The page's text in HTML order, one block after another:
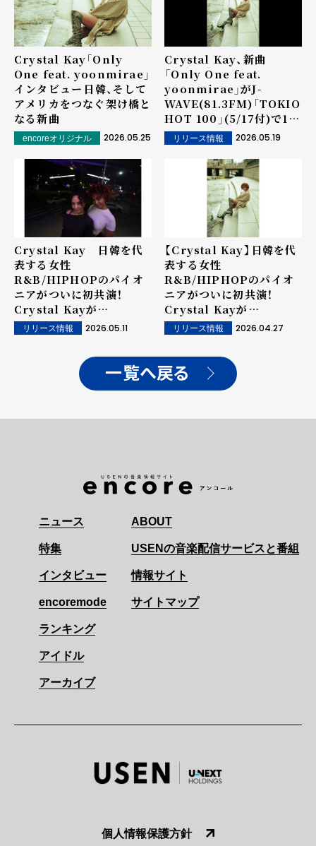
Crystal Kay「Only
One feat. yoonmirae」
インタビュー――日韓、そして
アメリカをつなぐ架け橋と
なる新曲
encoreオリジナル 2026.05.25
Crystal Kay、新曲
「Only One feat.
yoonmirae」がJ-
WAVE(81.3FM)「TOKIO
HOT 100」(5/17付)で10
位にランクイン！
リリース情報 2026.05.19
Crystal Kay 日韓を代
表する女性
R&B/HIPHOPのパイオ
ニアがついに初共演！
Crystal Kayが
yoonmiraeを客演に迎
えた新曲「Only One
feat. yoonmirae」をリ
リリース情報 2026.05.11
【Crystal Kay】日韓を代
表する女性
R&B/HIPHOPのパイオ
ニアがついに初共演！
Crystal Kayが
yoonmiraeを客演に迎
えた新曲「Only One
feat. yoonmirae」配信
リリース決定！！
リリース情報 2026.04.27
一覧へ戻る
ニュース
特集
インタビュー
encoremode
ランキング
アイドル
アーカイブ
ABOUT
USENの音楽配信サービスと番組
情報サイト
サイトマップ
個人情報保護方針